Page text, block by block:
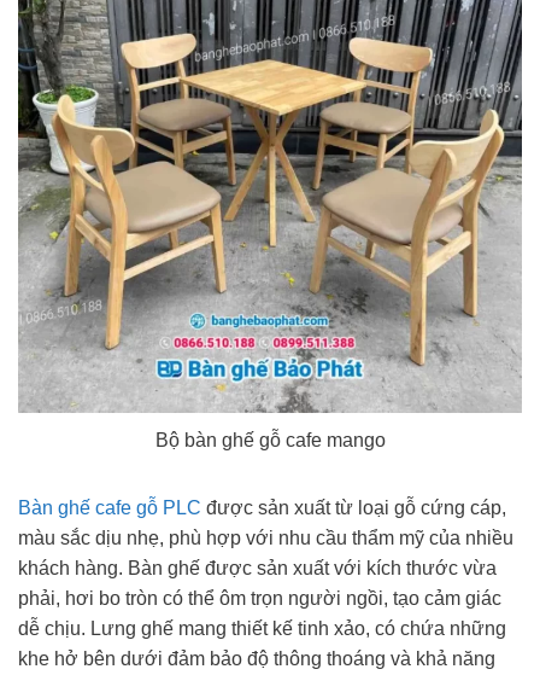
Bộ bàn ghế gỗ cafe mango
Bàn ghế cafe gỗ PLC được sản xuất từ loại gỗ cứng cáp,
màu sắc dịu nhẹ, phù hợp với nhu cầu thẩm mỹ của nhiều
khách hàng. Bàn ghế được sản xuất với kích thước vừa
phải, hơi bo tròn có thể ôm trọn người ngồi, tạo cảm giác
dễ chịu. Lưng ghế mang thiết kế tinh xảo, có chứa những
khe hở bên dưới đảm bảo độ thông thoáng và khả năng